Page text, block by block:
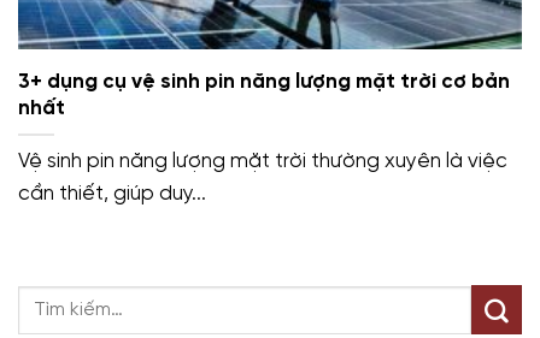
3+ dụng cụ vệ sinh pin năng lượng mặt trời cơ bản
nhất
Vệ sinh pin năng lượng mặt trời thường xuyên là việc
cần thiết, giúp duy...